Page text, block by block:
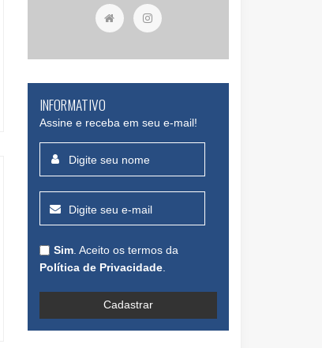
INFORMATIVO
Assine e receba em seu e-mail!
Sim . Aceito os termos da
Política de Privacidade
Cadastrar